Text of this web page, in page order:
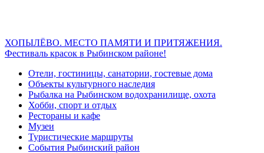
ХОПЫЛЁВО. МЕСТО ПАМЯТИ И ПРИТЯЖЕНИЯ.
Фестиваль красок в Рыбинском районе!
Отели, гостиницы, санатории, гостевые дома
Объекты культурного наследия
Рыбалка на Рыбинском водохранилище, охота
Хобби, спорт и отдых
Рестораны и кафе
Музеи
Туристические маршруты
События Рыбинский район